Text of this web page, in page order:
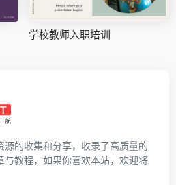
学校教师入职培训
源的收集和分享，收录了高质量的
与教程，如果你喜欢本站，欢迎将